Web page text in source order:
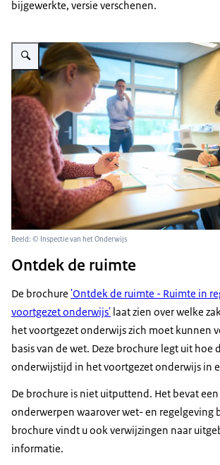
bijgewerkte, versie verschenen.
Vergroot afbeelding Twee middelbare scholieren
Beeld: © Inspectie van het Onderwijs
Ontdek de ruimte
De brochure 'Ontdek de ruimte - Ruimte in
voortgezet onderwijs' laat zien over welke
het voortgezet onderwijs zich moet kunnen
basis van de wet. Deze brochure legt uit hoe
onderwijstijd in het voortgezet onderwijs in
De brochure is niet uitputtend. Het bevat
onderwerpen waarover wet- en regelgeving
brochure vindt u ook verwijzingen naar
informatie.